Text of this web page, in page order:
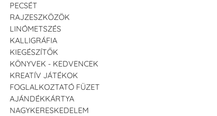
PECSÉT
RAJZESZKÖZÖK
LINÓMETSZÉS
KALLIGRÁFIA
KIEGÉSZÍTŐK
KÖNYVEK - KEDVENCEK
KREATÍV JÁTÉKOK
FOGLALKOZTATÓ FÜZET
AJÁNDÉKKÁRTYA
NAGYKERESKEDELEM